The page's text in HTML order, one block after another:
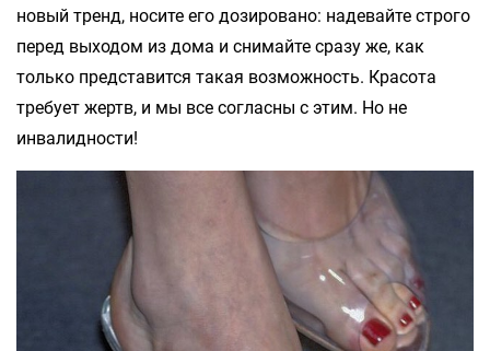
новый тренд, носите его дозировано: надевайте строго
перед выходом из дома и снимайте сразу же, как
только представится такая возможность. Красота
требует жертв, и мы все согласны с этим. Но не
инвалидности!